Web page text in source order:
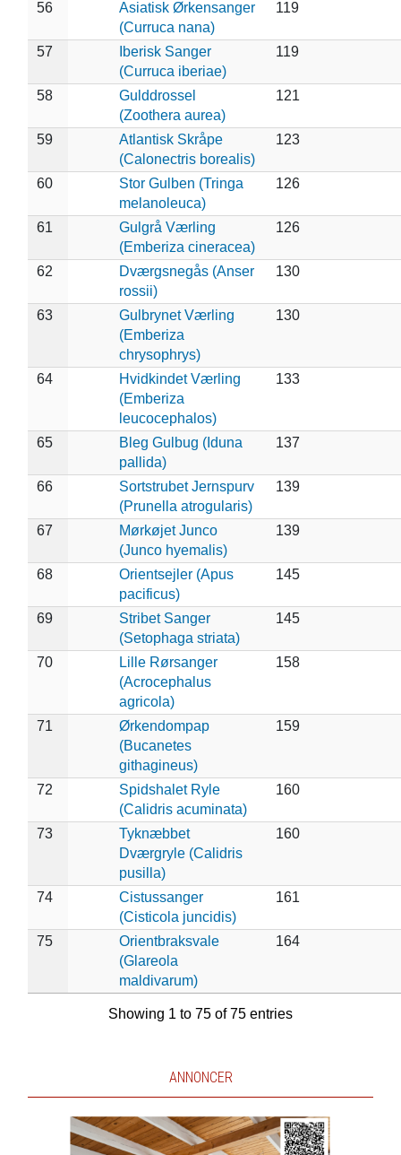
56
Asiatisk Ørkensanger
(Curruca nana)
119
57
Iberisk Sanger
(Curruca iberiae)
119
58
Gulddrossel
(Zoothera aurea)
121
59
Atlantisk Skråpe
(Calonectris borealis)
123
60
Stor Gulben (Tringa
melanoleuca)
126
61
Gulgrå Værling
(Emberiza cineracea)
126
62
Dværgsnegås (Anser
rossii)
130
63
Gulbrynet Værling
(Emberiza
chrysophrys)
130
64
Hvidkindet Værling
(Emberiza
leucocephalos)
133
65
Bleg Gulbug (Iduna
pallida)
137
66
Sortstrubet Jernspurv
(Prunella atrogularis)
139
67
Mørkøjet Junco
(Junco hyemalis)
139
68
Orientsejler (Apus
pacificus)
145
69
Stribet Sanger
(Setophaga striata)
145
70
Lille Rørsanger
(Acrocephalus
agricola)
158
71
Ørkendompap
(Bucanetes
githagineus)
159
72
Spidshalet Ryle
(Calidris acuminata)
160
73
Tyknæbbet
Dværgryle (Calidris
pusilla)
160
74
Cistussanger
(Cisticola juncidis)
161
75
Orientbraksvale
(Glareola
maldivarum)
164
Showing 1 to 75 of 75 entries
ANNONCER